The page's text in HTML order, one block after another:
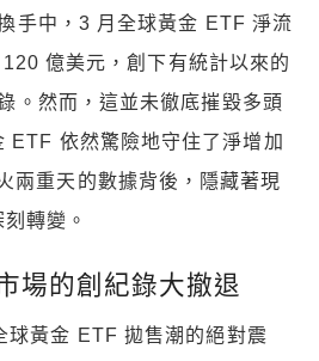
手中，3 月全球黃金 ETF 淨流
億美元，創下有統計以來的
。然而，這並未徹底摧毀多頭
ETF 依然驚險地守住了淨增加
兩重天的數據背後，隱藏著現
轉變。​
場的創紀錄大撤退​
球黃金 ETF 拋售潮的絕對震